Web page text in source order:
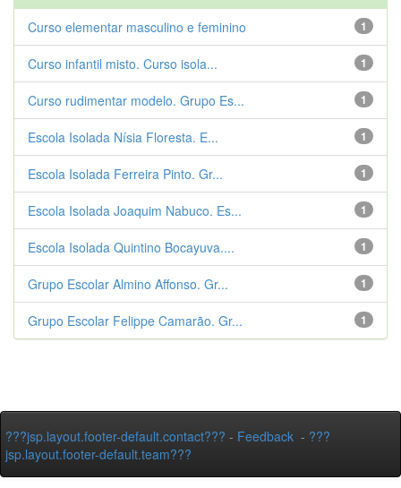
1
Curso elementar masculino e feminino
1
Curso infantil misto. Curso isola...
1
Curso rudimentar modelo. Grupo Es...
1
Escola Isolada Nísia Floresta. E...
1
Escola Isolada Ferreira Pinto. Gr...
1
Escola Isolada Joaquim Nabuco. Es...
1
Escola Isolada Quintino Bocayuva....
1
Grupo Escolar Almino Affonso. Gr...
1
Grupo Escolar Felippe Camarão. Gr...
???jsp.layout.footer-default.contact??? - Feedback - ???
jsp.layout.footer-default.team???